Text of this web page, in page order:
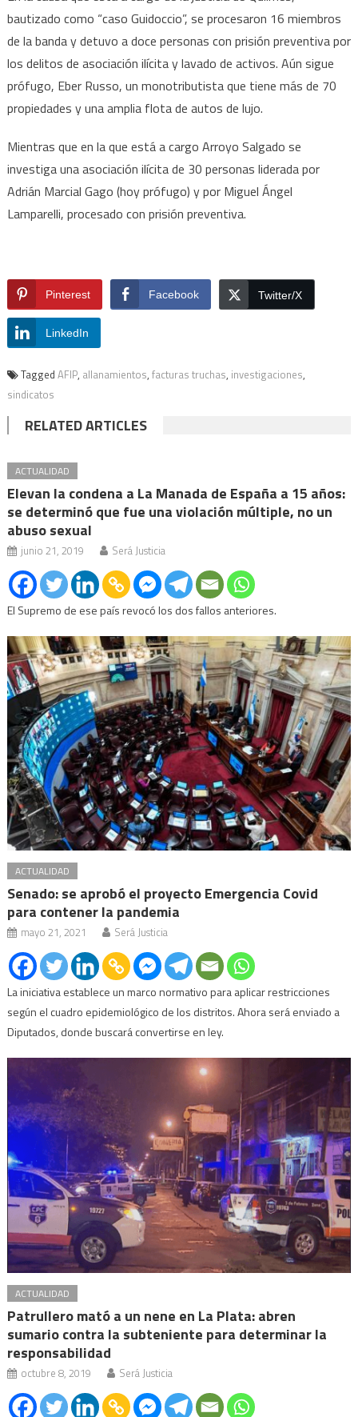
bautizado como “caso Guidoccio”, se procesaron 16 miembros
de la banda y detuvo a doce personas con prisión preventiva por
los delitos de asociación ilícita y lavado de activos. Aún sigue
prófugo, Eber Russo, un monotributista que tiene más de 70
propiedades y una amplia flota de autos de lujo.
Mientras que en la que está a cargo Arroyo Salgado se
investiga una asociación ilícita de 30 personas liderada por
Adrián Marcial Gago (hoy prófugo) y por Miguel Ángel
Lamparelli, procesado con prisión preventiva.
Pinterest Facebook Twitter/X
LinkedIn
Tagged AFIP, allanamientos, facturas truchas, investigaciones,
sindicatos
RELATED ARTICLES
ACTUALIDAD
Elevan la condena a La Manada de España a 15 años:
se determinó que fue una violación múltiple, no un
abuso sexual
junio 21, 2019 Será Justicia
El Supremo de ese país revocó los dos fallos anteriores.
ACTUALIDAD
Senado: se aprobó el proyecto Emergencia Covid
para contener la pandemia
mayo 21, 2021 Será Justicia
La iniciativa establece un marco normativo para aplicar restricciones
según el cuadro epidemiológico de los distritos. Ahora será enviado a
Diputados, donde buscará convertirse en ley.
ACTUALIDAD
Patrullero mató a un nene en La Plata: abren
sumario contra la subteniente para determinar la
responsabilidad
octubre 8, 2019 Será Justicia